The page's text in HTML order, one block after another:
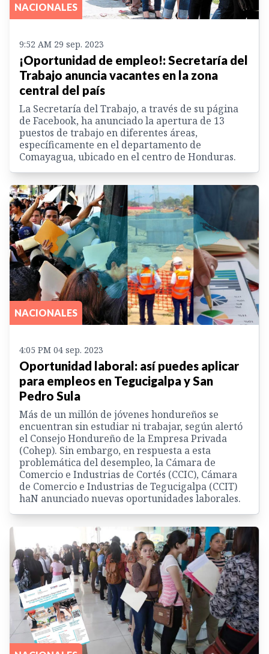
NACIONALES
9:52 AM 29 sep. 2023
¡Oportunidad de empleo!: Secretaría del
Trabajo anuncia vacantes en la zona
central del país
La Secretaría del Trabajo, a través de su página
de Facebook, ha anunciado la apertura de 13
puestos de trabajo en diferentes áreas,
específicamente en el departamento de
Comayagua, ubicado en el centro de Honduras.
NACIONALES
4:05 PM 04 sep. 2023
Oportunidad laboral: así puedes aplicar
para empleos en Tegucigalpa y San
Pedro Sula
Más de un millón de jóvenes hondureños se
encuentran sin estudiar ni trabajar, según alertó
el Consejo Hondureño de la Empresa Privada
(Cohep). Sin embargo, en respuesta a esta
problemática del desempleo, la Cámara de
Comercio e Industrias de Cortés (CCIC), Cámara
de Comercio e Industrias de Tegucigalpa (CCIT)
haN anunciado nuevas oportunidades laborales.